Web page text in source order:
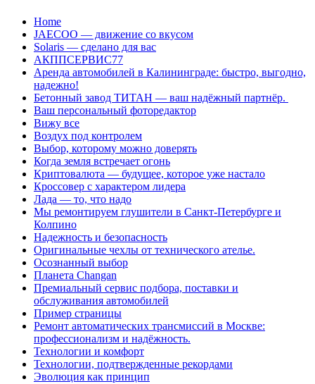
Перейти
содержанию
Home
JAECOO — движение со вкусом
Solaris — сделано для вас
АКППСЕРВИС77
Аренда автомобилей в Калининграде: быстро, выгодно,
надежно!
Бетонный завод ТИТАН — ваш надёжный партнёр.
Ваш персональный фоторедактор
Вижу все
Воздух под контролем
Выбор, которому можно доверять
Когда земля встречает огонь
Криптовалюта — будущее, которое уже настало
Кроссовер с характером лидера
Лада — то, что надо
Мы ремонтируем глушители в Санкт-Петербурге и
Колпино
Надежность и безопасность
Оригинальные чехлы от технического ателье.
Осознанный выбор
Планета Changan
Премиальный сервис подбора, поставки и
обслуживания автомобилей
Пример страницы
Ремонт автоматических трансмиссий в Москве:
профессионализм и надёжность.
Технологии и комфорт
Технологии, подтвержденные рекордами
Эволюция как принцип